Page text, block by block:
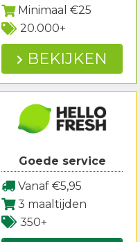
Minimaal €25
20.000+
BEKIJKEN
Goede service
Vanaf €5,95
3 maaltijden
350+